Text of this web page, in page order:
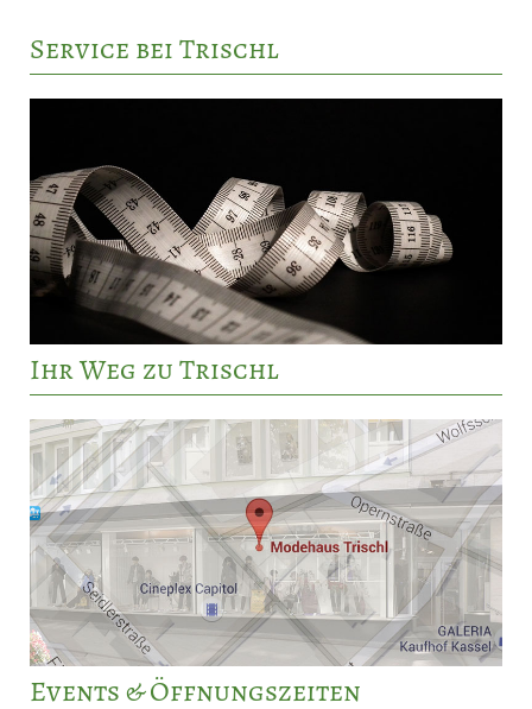
Service bei Trischl
Ihr Weg zu Trischl
Events & Öffnungszeiten